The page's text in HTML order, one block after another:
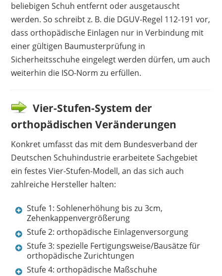
beliebigen Schuh entfernt oder ausgetauscht
werden. So schreibt z. B. die DGUV-Regel 112-191 vor,
dass orthopädische Einlagen nur in Verbindung mit
einer gültigen Baumusterprüfung in
Sicherheitsschuhe eingelegt werden dürfen, um auch
weiterhin die ISO-Norm zu erfüllen.
Vier-Stufen-System der
orthopädischen Veränderungen
Konkret umfasst das mit dem Bundesverband der
Deutschen Schuhindustrie erarbeitete Sachgebiet
ein festes Vier-Stufen-Modell, an das sich auch
zahlreiche Hersteller halten:
Stufe 1: Sohlenerhöhung bis zu 3cm,
Zehenkappenvergrößerung
Stufe 2: orthopädische Einlagenversorgung
Stufe 3: spezielle Fertigungsweise/Bausätze für
orthopädische Zurichtungen
Stufe 4: orthopädische Maßschuhe